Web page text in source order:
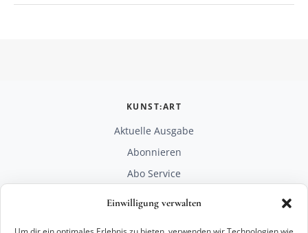
Einwilligung verwalten
KUNST:ART
Aktuelle Ausgabe
Abonnieren
Abo Service